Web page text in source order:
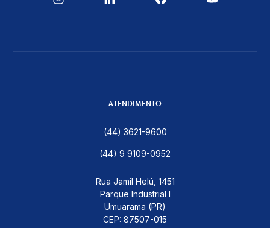
ATENDIMENTO
(44) 3621-9600
(44) 9 9109-0952
Rua Jamil Helú, 1451
Parque Industrial I
Umuarama (PR)
CEP: 87507-015